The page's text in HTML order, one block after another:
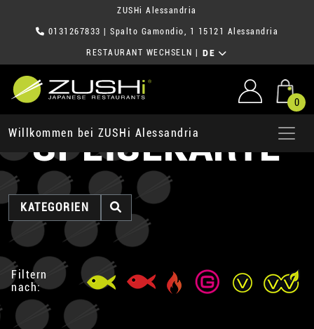
ZUSHi Alessandria
0131267833 | Spalto Gamondio, 1 15121 Alessandria
RESTAURANT WECHSELN DE
0
Willkommen bei ZUSHi Alessandria
SPEISEKARTE
KATEGORIEN
Filtern
nach: